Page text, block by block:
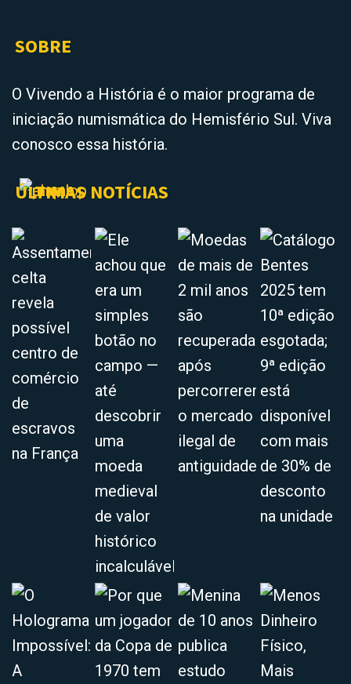
SOBRE
O Vivendo a História é o maior programa de
iniciação numismática do Hemisfério Sul. Viva
conosco essa história.
ÚLTIMAS NOTÍCIAS